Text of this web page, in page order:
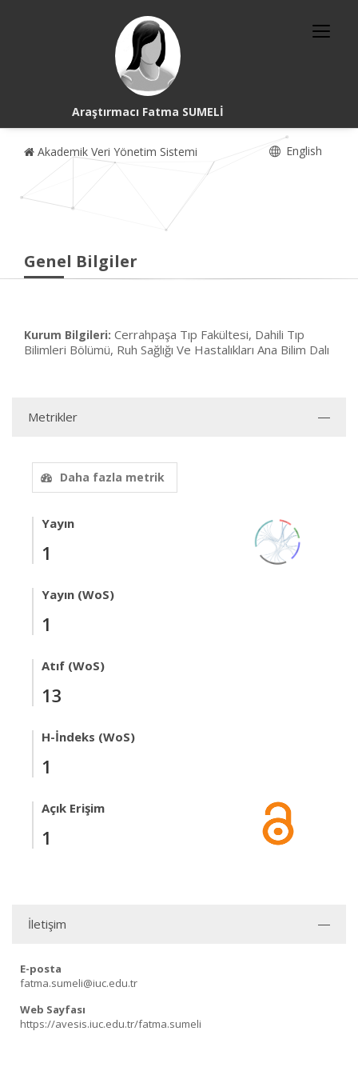
Araştırmacı Fatma SUMELİ
Akademik Veri Yönetim Sistemi English
Genel Bilgiler
Kurum Bilgileri: Cerrahpaşa Tıp Fakültesi, Dahili Tıp
Bilimleri Bölümü, Ruh Sağlığı Ve Hastalıkları Ana Bilim Dalı
Metrikler
Daha fazla metrik
Yayın
1
Yayın (WoS)
1
Atıf (WoS)
13
H-İndeks (WoS)
1
Açık Erişim
1
İletişim
E-posta
fatma.sumeli@iuc.edu.tr
Web Sayfası
https://avesis.iuc.edu.tr/fatma.sumeli